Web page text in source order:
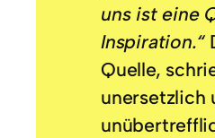
uns ist eine
Inspiration.“
Quelle,
unersetzlich